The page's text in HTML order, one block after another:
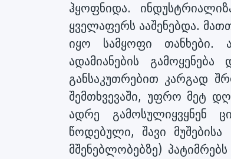
ჰყოფნიდა.
ყველაფერს ააშენებდა.
იყო სამყოფი თანხები.
ადამიანების
განსაკუთრებით კარგად
შემთხვევაში, უფრო მეტ
ადრე გამოსულიყვყნენ
წოდებული, შავი
მშენებლობებზე)